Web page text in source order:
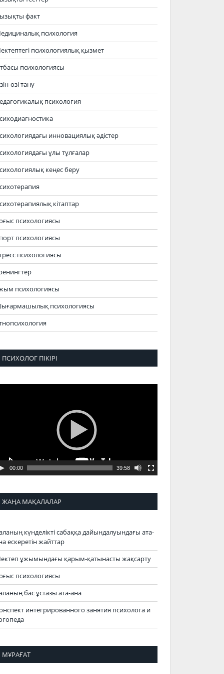
факт
психология
психологиялық қызмет
психологиясы
өзі тану
психология
инновациялық әдістер
ұлы тұлғалар
кеңес беру
кітаптар
психологиясы
психологиясы
психологиясы
психологиясы
психологиясы
ПСИХОЛОГ ПІКІРІ
00:00 39:58
ЖАҢА МАҚАЛАЛАР
күнделікті сабаққа дайындалуындағы ата-
ескеретін жайттар
ұжымындағы қарым-қатынасты жақсарту
психологиясы
бас ұстазы ата-ана
интегрированного занятия психолога и
МҰРАҒАТ